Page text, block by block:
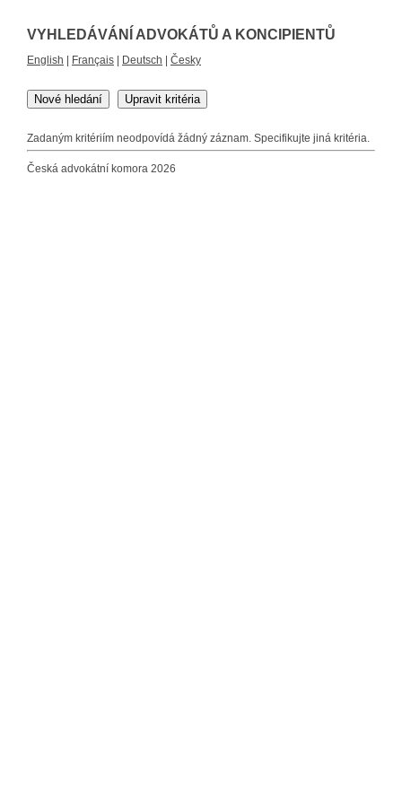
VYHLEDÁVÁNÍ ADVOKÁTŮ A KONCIPIENTŮ
English Français Deutsch Česky
Nové hledání Upravit kritéria
Zadaným kritériím neodpovídá žádný záznam. Specifikujte jiná kritéria.
Česká advokátní komora 2026